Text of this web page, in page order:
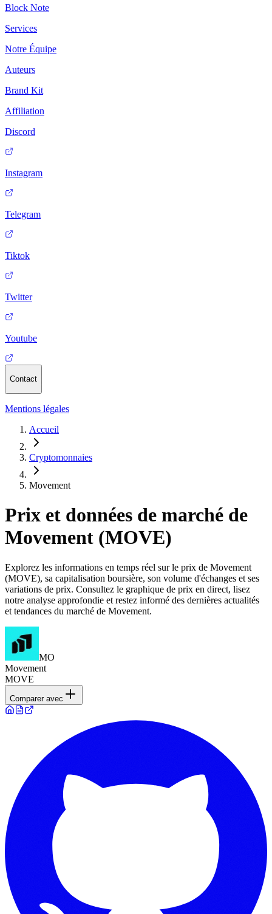
Block Note
Services
Notre Équipe
Auteurs
Brand Kit
Affiliation
Discord
Instagram
Telegram
Tiktok
Twitter
Youtube
Contact
Mentions légales
Accueil
Cryptomonnaies
Movement
Prix et données de marché de
Movement (MOVE)
Explorez les informations en temps réel sur le prix de Movement
(MOVE), sa capitalisation boursière, son volume d'échanges et ses
variations de prix. Consultez le graphique de prix en direct, lisez
notre analyse approfondie et restez informé des dernières actualités
et tendances du marché de Movement.
MO
Movement
MOVE
Comparer avec